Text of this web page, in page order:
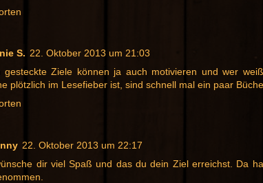
S. 22. Oktober 2013 um 21:03
gesteckte Ziele können ja auch motivieren und wer
plötzlich im Lesefieber ist, sind schnell mal ein paar
22. Oktober 2013 um 22:17
dir viel Spaß und das du dein Ziel erreichst. Da